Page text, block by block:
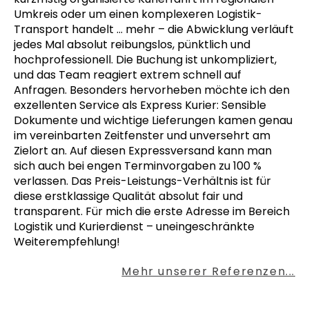
Umkreis oder um einen komplexeren Logistik-
Transport handelt … mehr – die Abwicklung verläuft
jedes Mal absolut reibungslos, pünktlich und
hochprofessionell. Die Buchung ist unkompliziert,
und das Team reagiert extrem schnell auf
Anfragen. Besonders hervorheben möchte ich den
exzellenten Service als Express Kurier: Sensible
Dokumente und wichtige Lieferungen kamen genau
im vereinbarten Zeitfenster und unversehrt am
Zielort an. Auf diesen Expressversand kann man
sich auch bei engen Terminvorgaben zu 100 %
verlassen. Das Preis-Leistungs-Verhältnis ist für
diese erstklassige Qualität absolut fair und
transparent. Für mich die erste Adresse im Bereich
Logistik und Kurierdienst – uneingeschränkte
Weiterempfehlung!
Mehr unserer Referenzen...